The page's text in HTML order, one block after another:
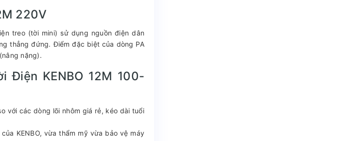
220V
treo (tời mini) sử dụng nguồn điện dân
thẳng đứng. Điểm đặc biệt của dòng PA
nặng).
KENBO 12M 100-
với các dòng lõi nhôm giá rẻ, kéo dài tuổi
KENBO, vừa thẩm mỹ vừa bảo vệ máy